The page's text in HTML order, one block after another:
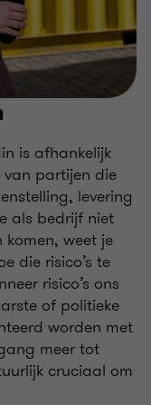
is afhankelijk
van partijen die
levering
als bedrijf niet
weet je
die risico’s te
risico’s ons
of politieke
worden met
meer tot
cruciaal om